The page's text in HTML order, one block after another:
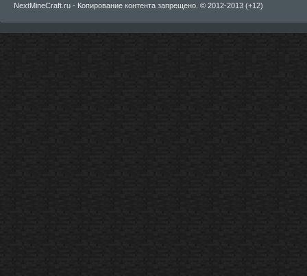
NextMineCraft.ru - Копирование контента запрещено. © 2012-2013 (+12)